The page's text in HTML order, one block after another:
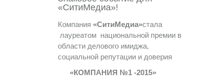
развития и применения ИТ и
привлекает внимание все большего
На Форуме представлен широкий
организаций и участников.
«СитиМедиа»!
Компания «СитиМедиа»стала
лауреатом национальной премии в
области делового имиджа,
социальной репутации и доверия
«КОМПАНИЯ №1 -2015»